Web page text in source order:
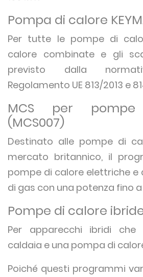
Pompa di calore
Per tutte le pompe di
calore combinate e gli
previsto dalla
Regolamento UE 813/2013 e
MCS per
(MCS007)
Destinato alle pompe di
mercato britannico, il
pompe di calore elettriche
di gas con una potenza fino a
Pompe di calore
Per apparecchi ibridi che
caldaia e una pompa di
Poiché questi programmi